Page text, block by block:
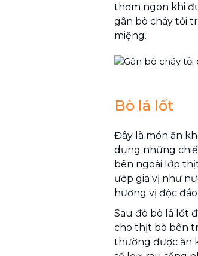
thơm ngon khi
gân bò cháy tỏi
miệng.
Bò lá lốt
Đây là món ăn
dụng những
bên ngoài lớp
ướp gia vị như
hương vị độc
Sau đó bò lá lốt
cho thịt bò bên
thường được ăn